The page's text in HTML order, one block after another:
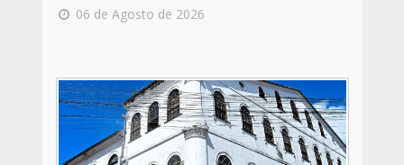
06 de Agosto de 2026